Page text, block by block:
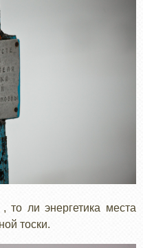
то ли энергетика места
тоски.